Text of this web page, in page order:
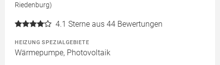
Riedenburg)
4.1 Sterne aus 44 Bewertungen
HEIZUNG SPEZIALGEBIETE
Wärmepumpe, Photovoltaik